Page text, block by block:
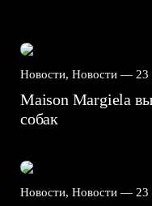
Новости, Новости — 23
Maison Margiela
собак
Новости, Новости — 23